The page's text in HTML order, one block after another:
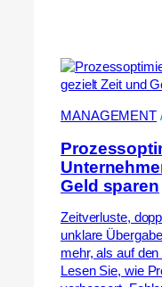
MANAGEMENT
Geld sparen
Zeitverluste,
unklare
mehr, als auf
Lesen Sie, wie